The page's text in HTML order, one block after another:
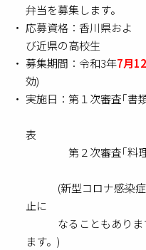
弁当を募集します。
応募資格：香川県およ
び近県の高校生
募集期間：令和3年7月
効)
実施日：第１次審査｢書
ホームペ
表
第２次審査｢料理ｺﾝ
会場;香
(新型コロナ感染症
止に
なることもあります
ます。)